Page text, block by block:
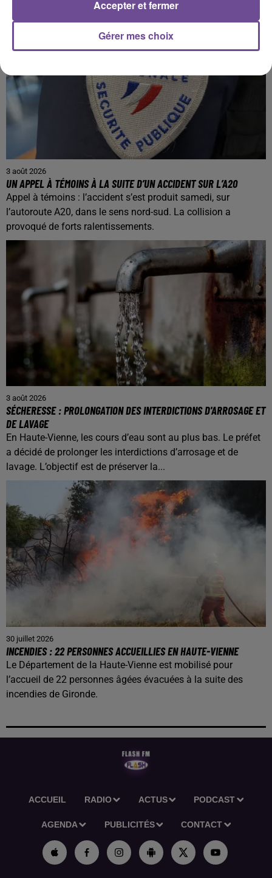
3 août 2026
UN APPEL À TÉMOINS À LA SUITE D’UN ACCIDENT SUR L’A20
Appel à témoins : l’accident s’est produit samedi, sur
l’autoroute A20, dans le sens nord-sud. La collision a
provoqué de forts ralentissements.
3 août 2026
SÉCHERESSE : PROLONGATION DES INTERDICTIONS D'ARROSAGE ET
DE LAVAGE
En Haute-Vienne, les cours d’eau sont au plus bas. Le préfet
a décidé de prolonger les interdictions d’arrosage et de
lavage. L’objectif est de préserver la...
30 juillet 2026
INCENDIES : 22 PERSONNES ACCUEILLIES EN HAUTE-VIENNE
Le Département de la Haute-Vienne est mobilisé pour
l’accueil de 22 personnes âgées évacuées à la suite des
incendies de Gironde.
ACCUEIL RADIO ACTUS PODCAST
AGENDA PUBLICITÉS CONTACT
Gérer mes choix
Accepter et fermer